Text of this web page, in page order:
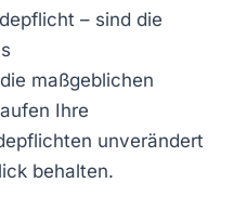
– sind die
die maßgeblichen
Ihre
unverändert
behalten.